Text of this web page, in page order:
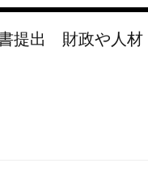
提出 財政や人材